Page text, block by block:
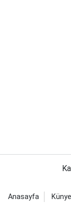
Anasayfa Künye